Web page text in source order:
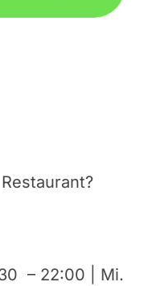
– 22:00 | Mi.